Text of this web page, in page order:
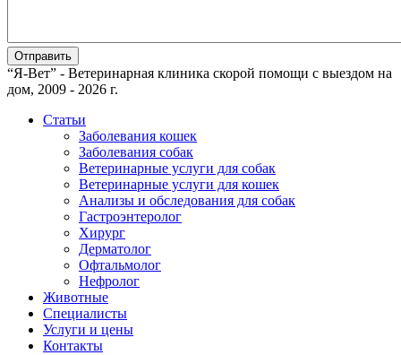
“Я-Вет” - Ветеринарная клиника скорой помощи с выездом на
дом, 2009 - 2026 г.
Статьи
Заболевания кошек
Заболевания собак
Ветеринарные услуги для собак
Ветеринарные услуги для кошек
Анализы и обследования для собак
Гастроэнтеролог
Хирург
Дерматолог
Офтальмолог
Нефролог
Животные
Специалисты
Услуги и цены
Контакты